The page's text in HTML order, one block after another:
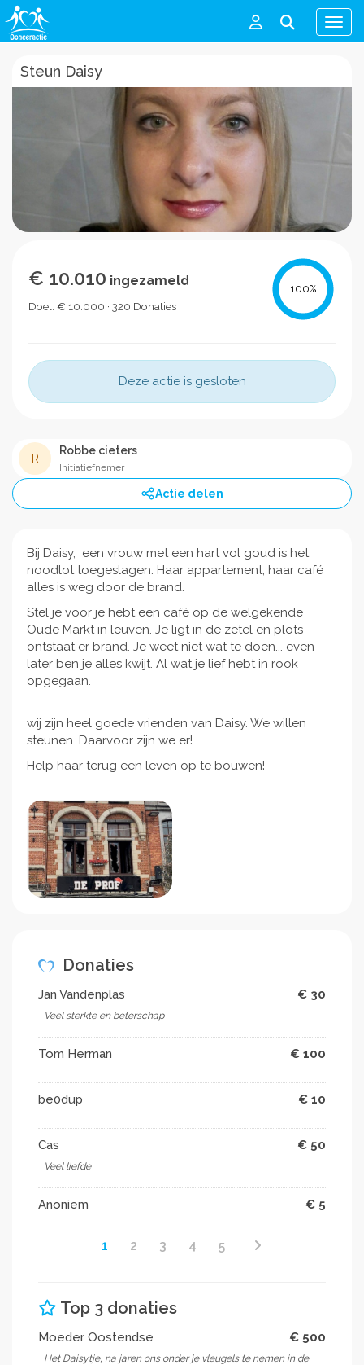
Menu
Steun Daisy
€ 10.010 ingezameld
Doel: € 10.000 · 320 Donaties
100%
Deze actie is gesloten
R
Robbe cieters
Initiatiefnemer
Actie delen
Bij Daisy, een vrouw met een hart vol goud is het
noodlot toegeslagen. Haar appartement, haar café
alles is weg door de brand.
Stel je voor je hebt een café op de welgekende
Oude Markt in leuven. Je ligt in de zetel en plots
ontstaat er brand. Je weet niet wat te doen... even
later ben je alles kwijt. Al wat je lief hebt in rook
opgegaan.
wij zijn heel goede vrienden van Daisy. We willen
steunen. Daarvoor zijn we er!
Help haar terug een leven op te bouwen!
Donaties
Jan Vandenplas € 30
Veel sterkte en beterschap
Tom Herman € 100
be0dup € 10
Cas € 50
Veel liefde
Anoniem € 5
1 2 3 4 5
Top 3 donaties
Moeder Oostendse € 500
Het Daisytje, na jaren ons onder je vleugels te nemen in de